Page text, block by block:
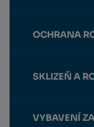
OCHRANA
SKLIZEŇ A
VYBAVENÍ